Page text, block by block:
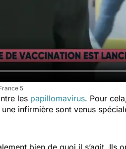
5
les papillomavirus. Pour
infirmière sont venus
bien de quoi il s’agit. Ils